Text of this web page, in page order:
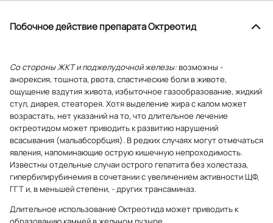
Побочное действие препарата Октреотид
Со стороны ЖКТ и поджелудочной железы: возможны -
анорексия, тошнота, рвота, спастические боли в животе,
ощущение вздутия живота, избыточное газообразование, жидкий
стул, диарея, стеаторея. Хотя выделение жира с калом может
возрастать, нет указаний на то, что длительное лечение
октреотидом может приводить к развитию нарушений
всасывания (мальабсорбция). В редких случаях могут отмечаться
явления, напоминающие острую кишечную непроходимость.
Известны отдельные случаи острого гепатита без холестаза,
гипербилирубинемия в сочетании с увеличением активности ЩФ,
ГГТ и, в меньшей степени, - других трансаминаз.
Длительное использование Октреотида может приводить к